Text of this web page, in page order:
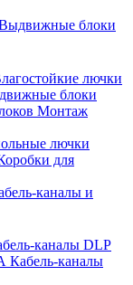
блоки
лючки
блоки
Монтаж
лючки
для
каналы и
каналы DLP
Кабель-каналы